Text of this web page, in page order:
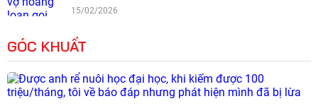
15/02/2026
GÓC KHUẤT